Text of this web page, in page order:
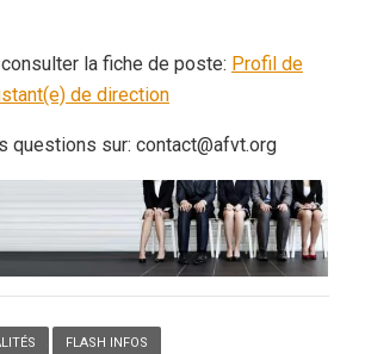
la fiche de poste: Profil de
de direction
questions sur: contact@afvt.org
FLASH INFOS